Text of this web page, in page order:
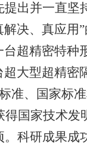
出并一直坚
决、真应用
超精密特
大型超精
准、国家标
得国家技术发
。科研成果成